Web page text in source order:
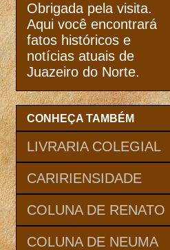
Obrigada pela visita.
Aqui você encontrará
fatos históricos e
notícias atuais de
Juazeiro do Norte.
CONHEÇA TAMBÉM
LIVRARIA COLEGIAL
CARIRIENSIDADE
COLUNA DE RENATO
COLUNA DE NEUMA